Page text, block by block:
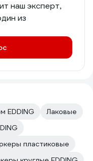
наш эксперт,
из
EDDING
Лаковые
пластиковые